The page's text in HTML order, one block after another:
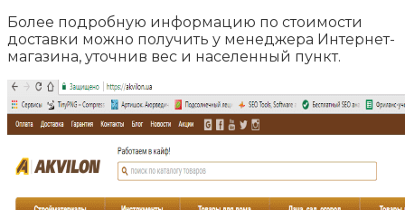
Более подробную информацию по стоимости
доставки можно получить у менеджера Интернет-
магазина, уточнив вес и населенный пункт.